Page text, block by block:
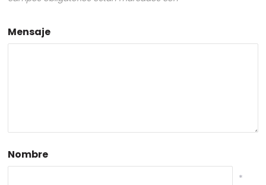
Mensaje
Nombre
*